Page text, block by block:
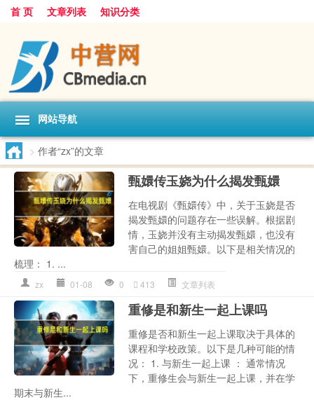
首 页 文章列表 知识分类
网站导航
> 作者“zx”的文章
甄嬛传玉娆为什么揭发甄嬛
在电视剧《甄嬛传》中，关于玉娆是否
揭发甄嬛的问题存在一些误解。根据剧
情，玉娆并没有主动揭发甄嬛，也没有
害自己的姐姐甄嬛。以下是相关情况的
梳理： 1. ...
zx 01-08 0 413 文章列表
重修是和新生一起上课吗
重修是否和新生一起上课取决于具体的
课程和学校政策。以下是几种可能的情
况： 1. 与新生一起上课 ： 通常情况
下，重修生会与新生一起上课，并在学
期末与新生...